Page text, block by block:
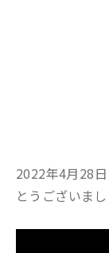
2022年4月28
とうございま